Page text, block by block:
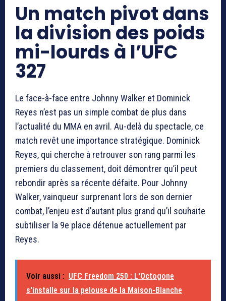
Un match pivot dans
la division des poids
mi-lourds à l’UFC
327
Le face-à-face entre Johnny Walker et Dominick
Reyes n’est pas un simple combat de plus dans
l’actualité du MMA en avril. Au-delà du spectacle, ce
match revêt une importance stratégique. Dominick
Reyes, qui cherche à retrouver son rang parmi les
premiers du classement, doit démontrer qu’il peut
rebondir après sa récente défaite. Pour Johnny
Walker, vainqueur surprenant lors de son dernier
combat, l’enjeu est d’autant plus grand qu’il souhaite
subtiliser la 9e place détenue actuellement par
Reyes.
Voir aussi : UFC Freedom 250 : L'Octogone
s'installe sur la pelouse de la Maison-Blanche